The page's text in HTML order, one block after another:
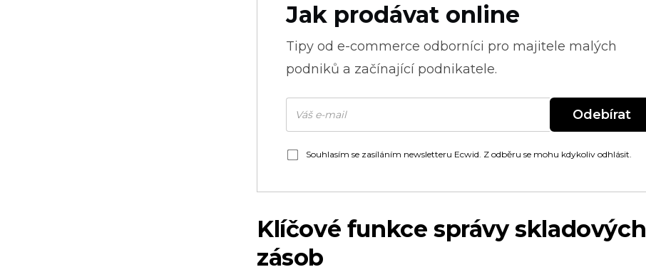
Jak prodávat online
Tipy od e-commerce odborníci pro majitele malých
podniků a začínající podnikatele.
Odebírat
Souhlasím se zasíláním newsletteru Ecwid. Z odběru se mohu kdykoliv odhlásit.
Klíčové funkce správy skladových
zásob